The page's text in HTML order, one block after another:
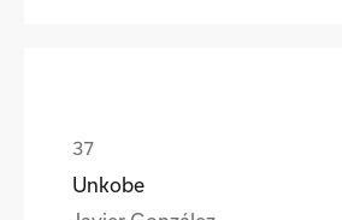
Unkobe